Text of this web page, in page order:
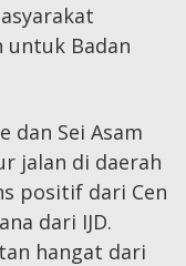
untuk Badan
dan Sei Asam
jalan di daerah
positif dari Cen
dari IJD.
hangat dari